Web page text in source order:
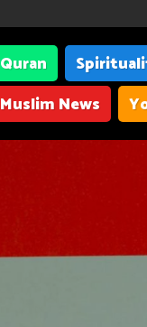
Quran
Muslim News